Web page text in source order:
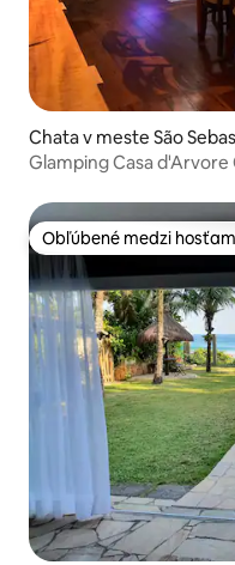
Chata v meste São
Glamping Casa
Obľúbené medzi
Obľúbené medzi